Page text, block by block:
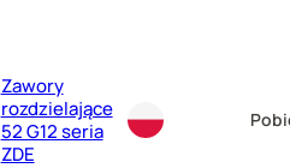
Zawory
rozdzielające
52 G12 seria
ZDE